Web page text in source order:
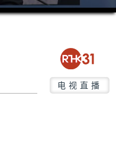
电视直播